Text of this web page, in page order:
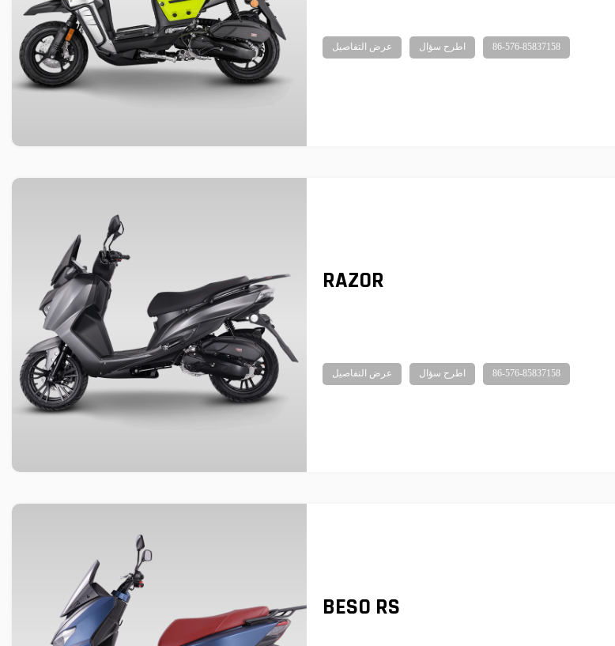
عرض التفاصيل اطرح سؤال 86-576-85837158
RAZOR
عرض التفاصيل اطرح سؤال 86-576-85837158
BESO RS